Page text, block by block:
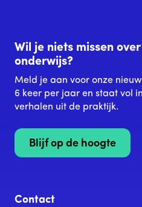
Wil je niets missen
onderwijs?
Meld je aan voor onze
6 keer per jaar en staat vol
verhalen uit de praktijk.
Blijf op de hoogte
Contact